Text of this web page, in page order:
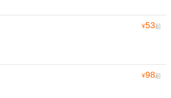
¥53起
¥98起